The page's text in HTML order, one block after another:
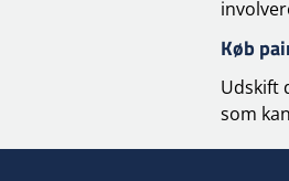
Køb
Udskift
som